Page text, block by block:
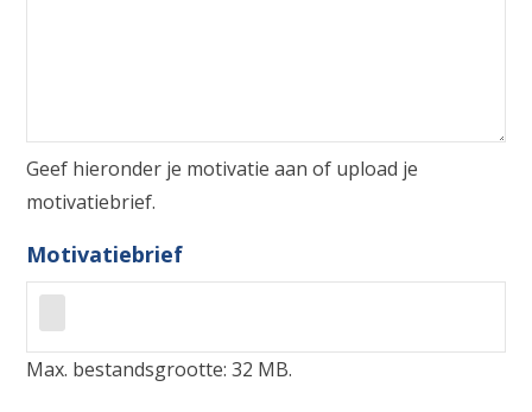
Geef hieronder je motivatie aan of upload je
motivatiebrief.
Motivatiebrief
Max. bestandsgrootte: 32 MB.